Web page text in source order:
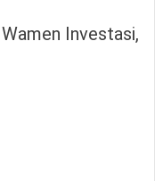
Investasi,